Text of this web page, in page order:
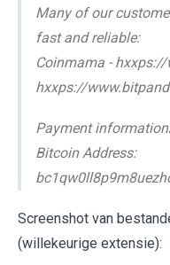
Many of our
fast and reliable:
Coinmama -
hxxps://
Payment
Bitcoin Address:
Screenshot van
(willekeurige extensie):